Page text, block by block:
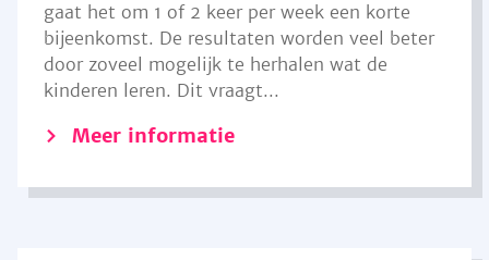
gaat het om 1 of 2 keer per week een korte
bijeenkomst. De resultaten worden veel beter
door zoveel mogelijk te herhalen wat de
kinderen leren. Dit vraagt...
Meer informatie